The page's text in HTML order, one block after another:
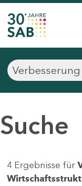
Suche
4 Ergebnisse für